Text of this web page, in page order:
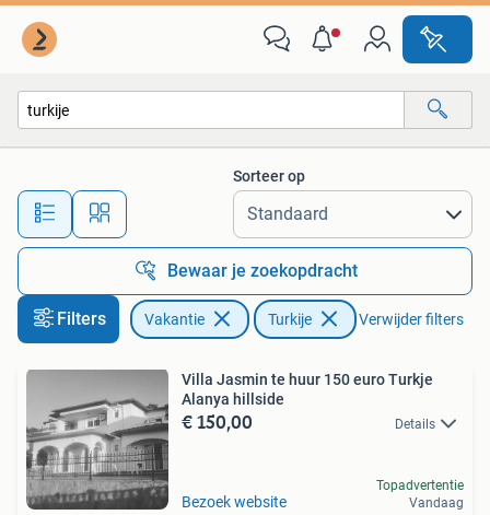
Alle afstanden…
Sorteer op
Bewaar je zoekopdracht
Filters Vakantie Turkije Verwijder filters
Villa Jasmin te huur 150 euro Turkje
Alanya hillside
€ 150,00 Details
Bezoek website
Topadvertentie
Vandaag